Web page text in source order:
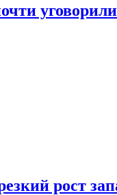
рост